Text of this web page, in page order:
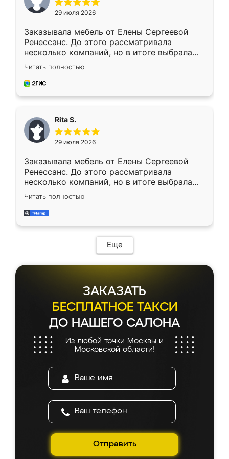
29 июля 2026
Заказывала мебель от Елены Сергеевой
Ренессанс. До этого рассматривала
несколько компаний, но в итоге выбрала
эту. Сначала обговорили условия, потом
приехал замерщик, всё спокойно объяснил
и снял размеры. Изготовили в срок, с
каких-либо доработок. Качеством осталась
довольна, все выглядит так, как и ожидала.
Читать полностью
Rita S.
29 июля 2026
Заказывала мебель от Елены Сергеевой
Ренессанс. До этого рассматривала
несколько компаний, но в итоге выбрала
эту. Сначала обговорили условия, потом
приехал замерщик, всё спокойно объяснил
и снял размеры. Изготовили в срок, с
мебель сразу встала на свое место без
каких-либо доработок. Качеством осталась
довольна, все выглядит так, как и ожидала.
Читать полностью
Еще
ЗАКАЗАТЬ
БЕСПЛАТНОЕ ТАКСИ
ДО НАШЕГО САЛОНА
Из любой точки Москвы и
Московской области!
Отправить